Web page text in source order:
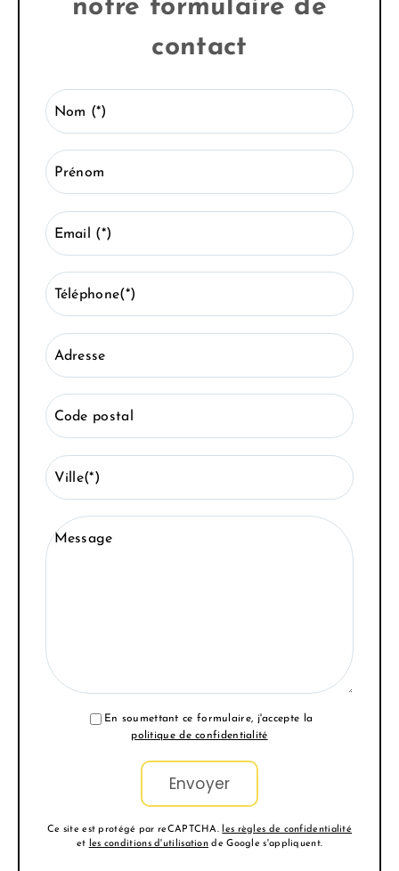
notre formulaire de
contact
Nom (*)
Prénom
Email (*)
Téléphone(*)
Adresse
Code postal
Ville(*)
Message
En soumettant ce formulaire, j'accepte la
politique de confidentialité
Ce site est protégé par reCAPTCHA.les règles de confidentialité
et les conditions d'utilisation de Google s'appliquent.